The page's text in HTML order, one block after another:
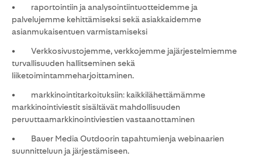
• raportointiin ja analysointiintuotteidemme ja
palvelujemme kehittämiseksi sekä asiakkaidemme
asianmukaisentuen varmistamiseksi
• Verkkosivustojemme, verkkojemme jajärjestelmiemme
turvallisuuden hallitseminen sekä
liiketoimintammeharjoittaminen.
• markkinointitarkoituksiin: kaikkilähettämämme
markkinointiviestit sisältävät mahdollisuuden
peruuttaamarkkinointiviestien vastaanottaminen
• Bauer Media Outdoorin tapahtumienja webinaarien
suunnitteluun ja järjestämiseen.